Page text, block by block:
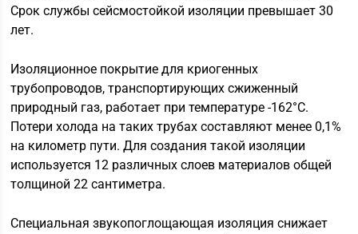
Срок службы сейсмостойкой изоляции превышает 30
лет.
Изоляционное покрытие для криогенных
трубопроводов, транспортирующих сжиженный
природный газ, работает при температуре -162°C.
Потери холода на таких трубах составляют менее 0,1%
на километр пути. Для создания такой изоляции
используется 12 различных слоев материалов общей
толщиной 22 сантиметра.
Специальная звукопоглощающая изоляция снижает